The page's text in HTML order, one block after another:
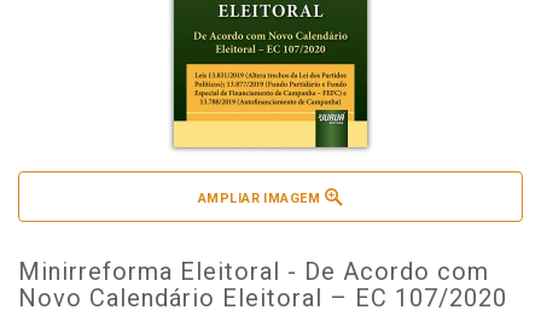
AMPLIAR IMAGEM
Minirreforma Eleitoral - De Acordo com
Novo Calendário Eleitoral – EC 107/2020